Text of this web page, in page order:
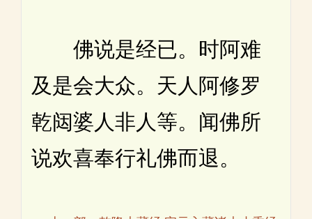
佛说是经已。时阿难
及是会大众。天人阿修罗
乾闼婆人非人等。闻佛所
说欢喜奉行礼佛而退。